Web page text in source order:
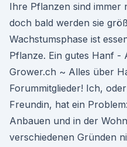
Ihre Pflanzen sind
doch bald werden sie
Wachstumsphase ist
Pflanze. Ein gutes Hanf -
Grower.ch ~ Alles über
Forummitglieder! Ich,
Freundin, hat ein
Anbauen und in der
verschiedenen Gründen